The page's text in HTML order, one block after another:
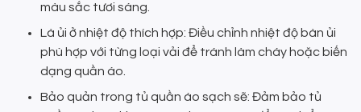
màu sắc tươi sáng.
Là ủi ở nhiệt độ thích hợp: Điều chỉnh nhiệt độ bàn ủi
phù hợp với từng loại vải để tránh làm cháy hoặc biến
dạng quần áo.
Bảo quản trong tủ quần áo sạch sẽ: Đảm bảo tủ